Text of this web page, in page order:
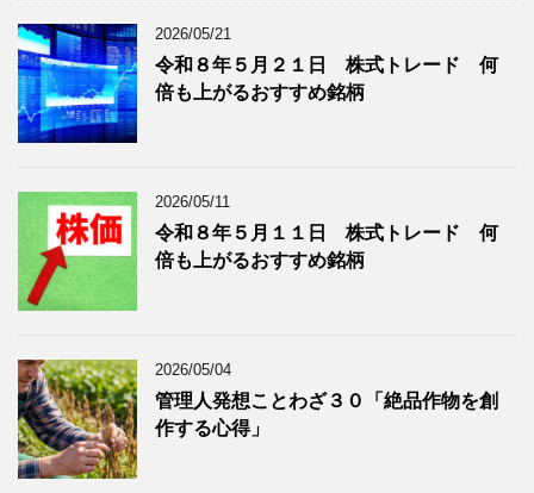
記
事
を
表
示
グ
記
事
を
表
示
2026/05/21
令和８年５月２１日 株式トレード 何
倍も上がるおすすめ銘柄
2026/05/11
令和８年５月１１日 株式トレード 何
倍も上がるおすすめ銘柄
2026/05/04
管理人発想ことわざ３０「絶品作物を創
作する心得」